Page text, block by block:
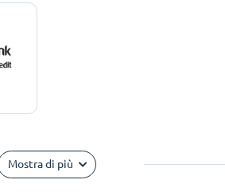
Mostra di più